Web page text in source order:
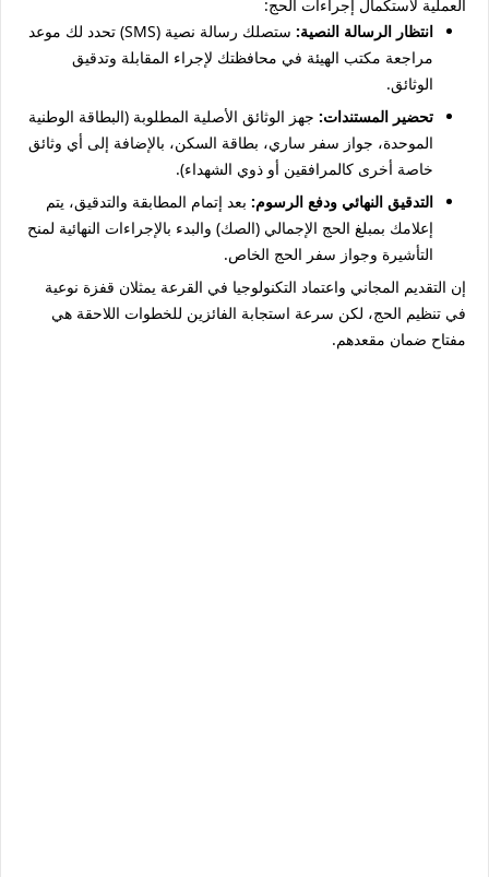
العملية لاستكمال إجراءات الحج:
انتظار الرسالة النصية:
ستصلك رسالة نصية (SMS) تحدد لك موعد
مراجعة مكتب الهيئة في محافظتك لإجراء المقابلة وتدقيق
الوثائق.
تحضير المستندات: جهز الوثائق الأصلية المطلوبة (البطاقة الوطنية
الموحدة، جواز سفر ساري، بطاقة السكن، بالإضافة إلى أي وثائق
خاصة أخرى كالمرافقين أو ذوي الشهداء).
التدقيق النهائي ودفع الرسوم: بعد إتمام المطابقة والتدقيق، يتم
إعلامك بمبلغ الحج الإجمالي (الصك) والبدء بالإجراءات النهائية لمنح
التأشيرة وجواز سفر الحج الخاص.
إن التقديم المجاني واعتماد التكنولوجيا في القرعة يمثلان قفزة نوعية
في تنظيم الحج، لكن سرعة استجابة الفائزين للخطوات اللاحقة هي
مفتاح ضمان مقعدهم.